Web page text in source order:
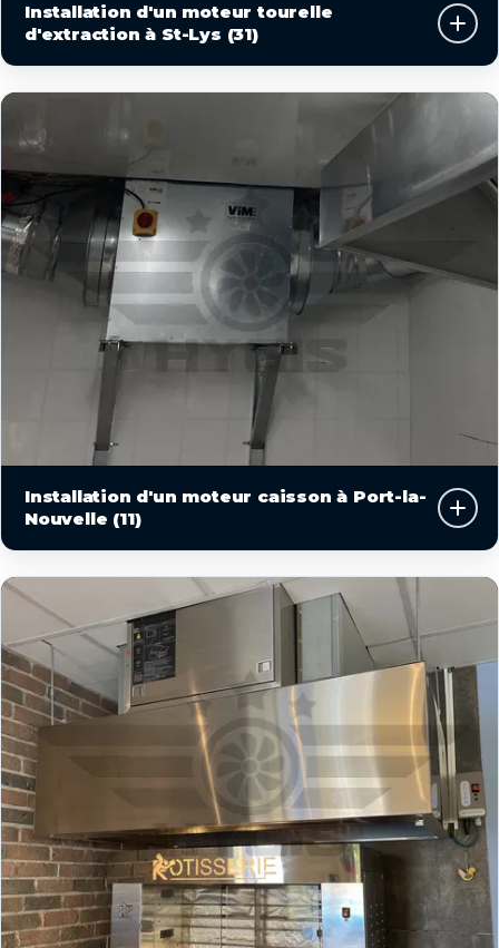
Installation d'un moteur tourelle
d'extraction à St-Lys (31)
Installation d'un moteur caisson à Port-la-
Nouvelle (11)